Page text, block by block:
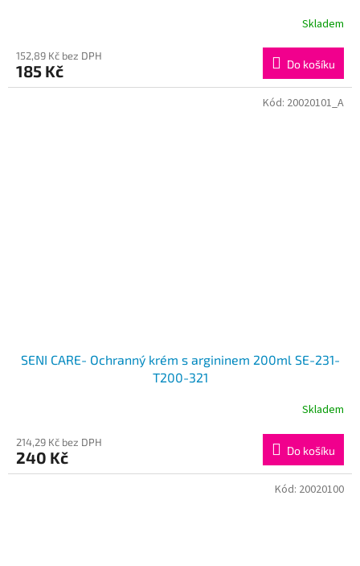
Skladem
152,89 Kč bez DPH
185 Kč Do košíku
SENI CARE- Ochranný krém s argininem 200ml SE-231-
T200-321
Skladem
214,29 Kč bez DPH
240 Kč Do košíku
Kód: 20020101_A
Kód: 20020100